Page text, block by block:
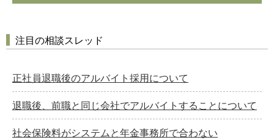
注目の相談スレッド
正社員退職後のアルバイト採用について
退職後、前職と同じ会社でアルバイトすることについて
社会保険料がシステムと年金事務所で合わない